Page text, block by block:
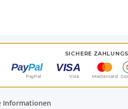
SICHERE
PayPal Visa Mastercard
Informationen